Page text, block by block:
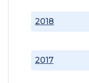
2017
2018